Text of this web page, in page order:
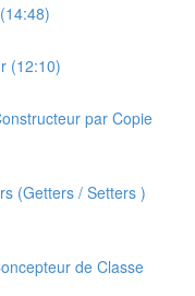
(12:10)
par Copie
(Getters / Setters )
de Classe